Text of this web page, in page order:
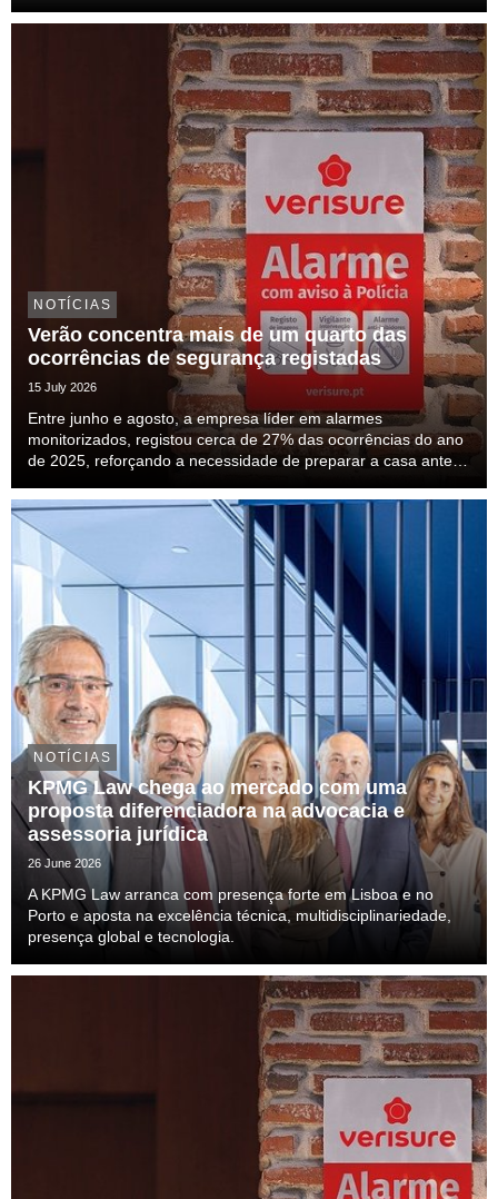
do setor e para a transparên...
NOTÍCIAS
Verão concentra mais de um quarto das
ocorrências de segurança registadas
15 July 2026
Entre junho e agosto, a empresa líder em alarmes
monitorizados, registou cerca de 27% das ocorrências do ano
de 2025, reforçando a necessidade de preparar a casa antes
NOTÍCIAS
KPMG Law chega ao mercado com uma
proposta diferenciadora na advocacia e
assessoria jurídica
26 June 2026
A KPMG Law arranca com presença forte em Lisboa e no
Porto e aposta na excelência técnica, multidisciplinariedade,
presença global e tecnologia.